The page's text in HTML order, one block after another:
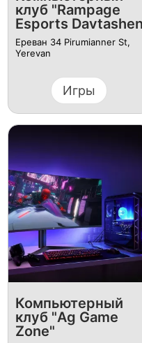
клуб "Rampage
Esports
Ереван 34 Pirumianner St,
Yerevan
Игры
Компьютерный
клуб "Ag Game
Zone"